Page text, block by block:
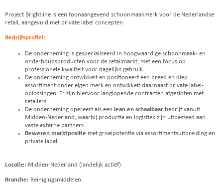
Project Brightline is een toonaangevend schoonmaakmerk voor de Nederlandse
retail, aangevuld met private label concepten
Bedrijfsprofiel:
De onderneming is gespecialiseerd in hoogwaardige schoonmaak- en
onderhoudsproducten voor de retailmarkt, met een focus op
professionele kwaliteit voor dagelijks gebruik.
De onderneming ontwikkelt en positioneert een breed en diep
assortiment onder eigen merk en ontwikkelt daarnaast private label-
oplossingen. Er zijn hiervoor langlopende contracten afgesloten met
retailers.
De onderneming opereert als een lean en schaalbaar bedrijf vanuit
Midden-Nederland, waarbij productie en logistiek zijn uitbesteed aan
vaste externe partners.
Bewezen marktpositie met groeipotentie via assortimentsuitbreiding en
private label.
Locatie: Midden-Nederland (landelijk actief)
Branche: Reinigingsmiddelen